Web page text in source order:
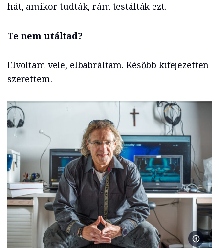
hát, amikor tudták, rám testálták ezt.
Te nem utáltad?
Elvoltam vele, elbabráltam. Később kifejezetten
szerettem.